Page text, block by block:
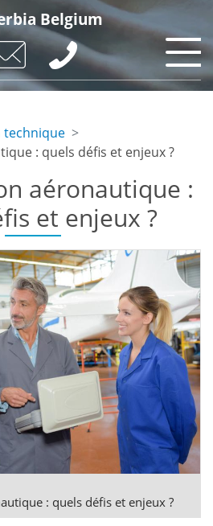
Belgium
technique
: quels défis et enjeux ?
aéronautique :
et enjeux ?
: quels défis et enjeux ?